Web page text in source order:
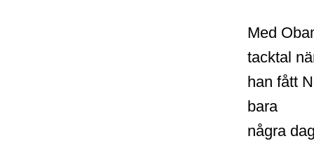
Med
tacktal
han fått
bara
några